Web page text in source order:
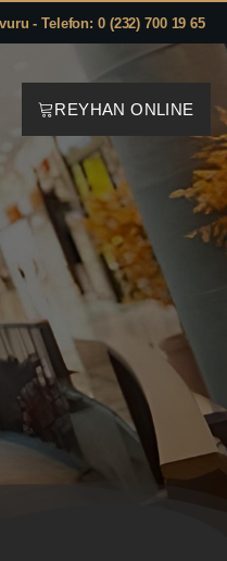
- Telefon: 0 (232) 700 19 65
REYHAN ONLINE